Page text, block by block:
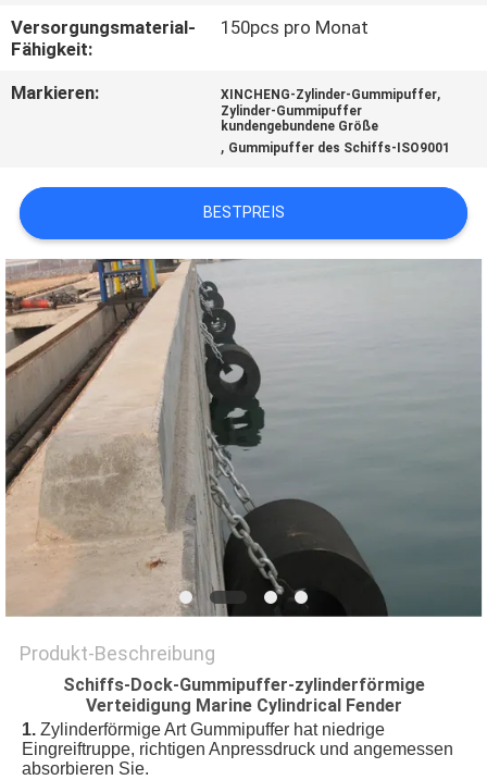
MIT
NACHRICHTEN
FÄLLE
SITEMAP
PRIVACY
POLICY
Versorgungsmaterial-
Fähigkeit:
150pcs pro Monat
Markieren: XINCHENG-Zylinder-Gummipuffer,
Zylinder-Gummipuffer
kundengebundene Größe
, Gummipuffer des Schiffs-ISO9001
BESTPREIS
Produkt-Beschreibung
Schiffs-Dock-Gummipuffer-zylinderförmige
Verteidigung Marine Cylindrical Fender
1. Zylinderförmige Art Gummipuffer hat niedrige
Eingreiftruppe, richtigen Anpressdruck und angemessen
absorbieren Sie.